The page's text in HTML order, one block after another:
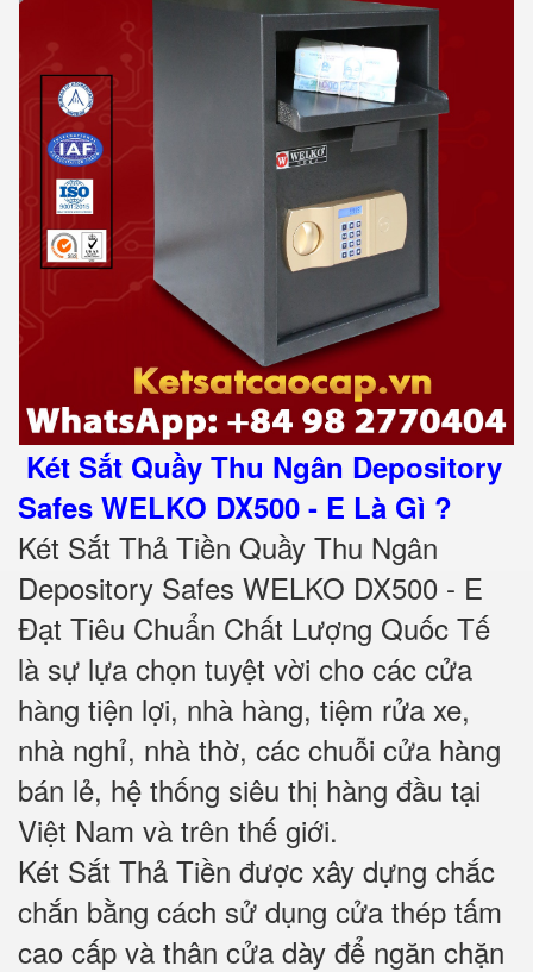
Két Sắt Quầy Thu Ngân Depository
Safes WELKO DX500 - E Là Gì ?
Két Sắt Thả Tiền Quầy Thu Ngân
Depository Safes WELKO DX500 - E
Đạt Tiêu Chuẩn Chất Lượng Quốc Tế
là sự lựa chọn tuyệt vời cho các cửa
hàng tiện lợi, nhà hàng, tiệm rửa xe,
nhà nghỉ, nhà thờ, các chuỗi cửa hàng
bán lẻ, hệ thống siêu thị hàng đầu tại
Việt Nam và trên thế giới.
Két Sắt Thả Tiền được xây dựng chắc
chắn bằng cách sử dụng cửa thép tấm
cao cấp và thân cửa dày để ngăn chặn